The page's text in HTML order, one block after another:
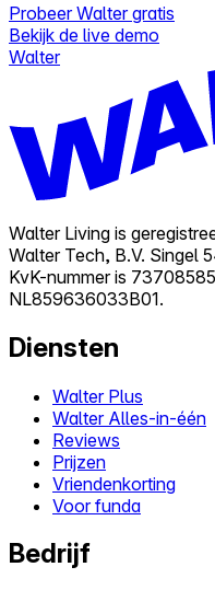
Probeer Walter gratis
Bekijk de live demo
Walter
Walter Living is
Walter Tech, B.V. Singel
KvK-nummer is
NL859636033B01.
Diensten
Walter Plus
Walter Alles-in-één
Reviews
Prijzen
Vriendenkorting
Voor funda
Bedrijf